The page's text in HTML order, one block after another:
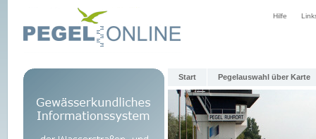
Hilfe
Start Pegelauswahl über Karte